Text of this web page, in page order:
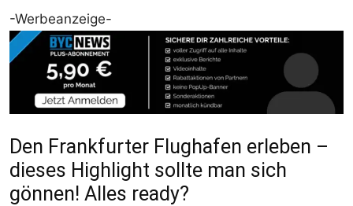
-Werbeanzeige-
Den Frankfurter Flughafen erleben –
dieses Highlight sollte man sich
gönnen! Alles ready?